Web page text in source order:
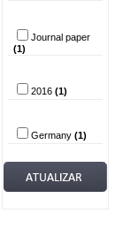
Journal paper
(1)
2016 (1)
Germany (1)